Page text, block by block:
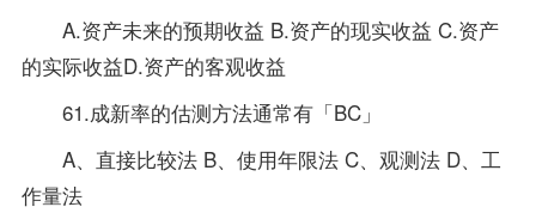
A.资产未来的预期收益 B.资产的现实收益 C.资产
的实际收益D.资产的客观收益
61.成新率的估测方法通常有「BC」
A、直接比较法 B、使用年限法 C、观测法 D、工
作量法